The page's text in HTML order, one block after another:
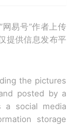
易号”作者上传
提供信息发布平
the pictures
posted by a
a social media
storage